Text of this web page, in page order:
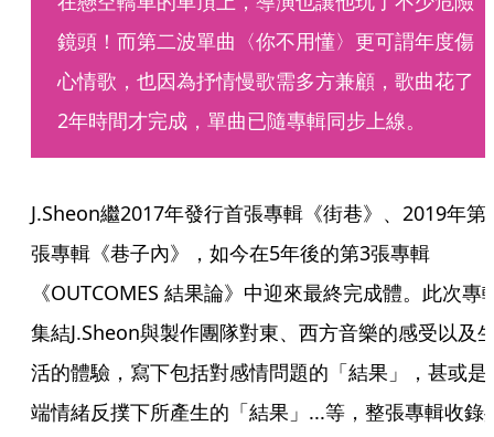
鏡頭！而第二波單曲〈你不用懂〉更可謂年度傷
心情歌，也因為抒情慢歌需多方兼顧，歌曲花了
2年時間才完成，單曲已隨專輯同步上線。
J.Sheon繼2017年發行首張專輯《街巷》、2019年第
張專輯《巷子內》，如今在5年後的第3張專輯
《OUTCOMES 結果論》中迎來最終完成體。此次專
集結J.Sheon與製作團隊對東、西方音樂的感受以及
活的體驗，寫下包括對感情問題的「結果」，甚或是
端情緒反撲下所產生的「結果」...等，整張專輯收錄